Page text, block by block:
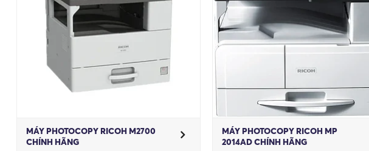
MÁY PHOTOCOPY RICOH M2700
CHÍNH HÃNG
MÁY PHOTOCOPY RICOH MP
2014AD CHÍNH HÃNG